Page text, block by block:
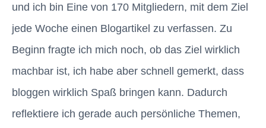
und ich bin Eine von 170 Mitgliedern, mit dem Ziel
jede Woche einen Blogartikel zu verfassen. Zu
Beginn fragte ich mich noch, ob das Ziel wirklich
machbar ist, ich habe aber schnell gemerkt, dass
bloggen wirklich Spaß bringen kann. Dadurch
reflektiere ich gerade auch persönliche Themen,